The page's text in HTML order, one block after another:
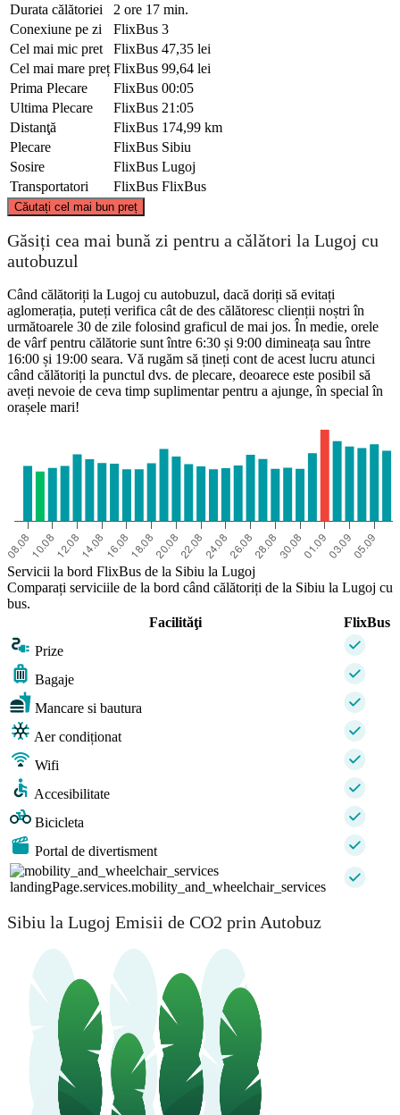
Durata călătoriei
2 ore 17 min.
Conexiune pe zi
FlixBus 3
Cel mai mic pret
FlixBus 47,35 lei
Cel mai mare preț FlixBus 99,64 lei
Prima Plecare
FlixBus 00:05
Ultima Plecare
FlixBus 21:05
Distanţă
FlixBus 174,99 km
Plecare
FlixBus Sibiu
Sosire
FlixBus Lugoj
Transportatori
FlixBus FlixBus
Căutați cel mai bun preț
Sibiu
Lugoj
©
Găsiți cea mai bună zi pentru a călători la Lugoj cu
autobuzul
Când călătoriți la Lugoj cu autobuzul, dacă doriți să evitați
aglomerația, puteți verifica cât de des călătoresc clienții noștri în
următoarele 30 de zile folosind graficul de mai jos. În medie, orele
de vârf pentru călătorie sunt între 6:30 și 9:00 dimineața sau între
16:00 și 19:00 seara. Vă rugăm să țineți cont de acest lucru atunci
când călătoriți la punctul dvs. de plecare, deoarece este posibil să
aveți nevoie de ceva timp suplimentar pentru a ajunge, în special în
orașele mari!
Servicii la bord FlixBus de la Sibiu la Lugoj
Comparați serviciile de la bord când călătoriți de la Sibiu la Lugoj cu
bus.
Facilităţi
FlixBus
Prize
Bagaje
Mancare si bautura
Aer condiționat
Wifi
Accesibilitate
Bicicleta
Portal de divertisment
landingPage.services.mobility_and_wheelchair_services
Sibiu la Lugoj Emisii de CO2 prin Autobuz